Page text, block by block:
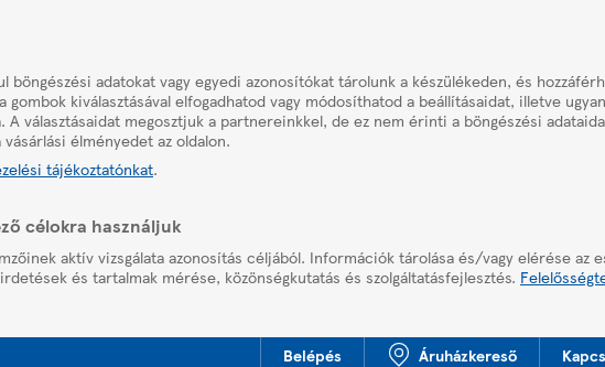
adatokat vagy egyedi azonosítókat tárolunk a készülékeden, és
gombok kiválasztásával elfogadhatod vagy módosíthatod a beállításaidat, illetve
A választásaidat megosztjuk a partnereinkkel, de ez nem érinti a böngészési
élményedet az oldalon.
tájékoztatónkat.
célokra használjuk
aktív vizsgálata azonosítás céljából. Információk tárolása és/vagy elérése az
és tartalmak mérése, közönségkutatás és szolgáltatásfejlesztés.
Belépés Áruházkereső